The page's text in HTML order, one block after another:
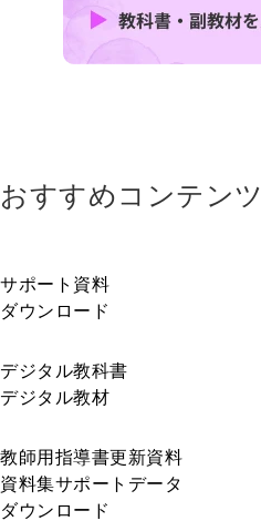
おすすめコンテンツ
サポート資料
ダウンロード
デジタル教科書
デジタル教材
教師用指導書更新資料
資料集サポートデータ
ダウンロード